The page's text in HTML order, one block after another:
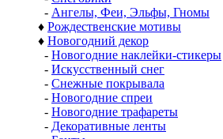
- Ангелы, Феи, Эльфы, Гномы
♦ Рождественские мотивы
♦ Новогодний декор
- Новогодние наклейки-стикеры
- Искусственный снег
- Снежные покрывала
- Новогодние спреи
- Новогодние трафареты
- Декоративные ленты